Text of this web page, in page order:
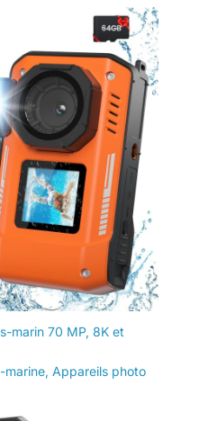
marin 70 MP, 8K et
marine, Appareils photo